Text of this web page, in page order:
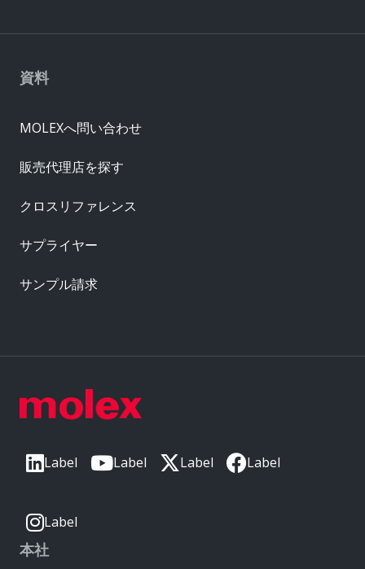
Label Label Label Label
Label
本社
資料
MOLEXへ問い合わせ
販売代理店を探す
クロスリファレンス
サプライヤー
サンプル請求